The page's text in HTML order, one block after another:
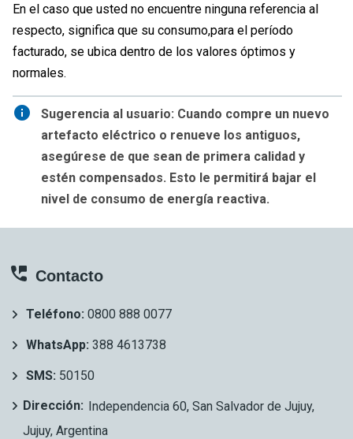
En el caso que usted no encuentre ninguna referencia al
respecto, significa que su consumo,para el período
facturado, se ubica dentro de los valores óptimos y
normales.
info
Sugerencia al usuario: Cuando compre un nuevo
artefacto eléctrico o renueve los antiguos,
asegúrese de que sean de primera calidad y
estén compensados. Esto le permitirá bajar el
nivel de consumo de energía reactiva.
Contacto
Teléfono: 0800 888 0077
WhatsApp: 388 4613738
SMS: 50150
Dirección: Independencia 60, San Salvador de Jujuy,
Jujuy, Argentina